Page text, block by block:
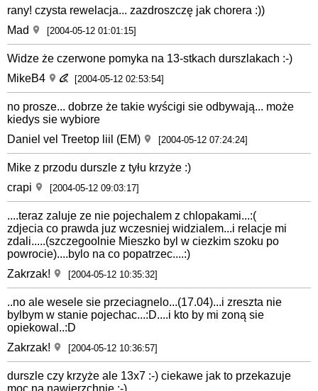
rany! czysta rewelacja... zazdroszczę jak chorera :))
Mad
[2004-05-12 01:01:15]
Widze że czerwone pomyka na 13-stkach durszlakach :-)
MikeB4
[2004-05-12 02:53:54]
no prosze... dobrze że takie wyścigi sie odbywają... może
kiedys sie wybiore
Daniel vel Treetop liil (EM)
[2004-05-12 07:24:24]
Mike z przodu durszle z tyłu krzyże :)
crapi
[2004-05-12 09:03:17]
....teraz zaluje ze nie pojechalem z chlopakami...:(
zdjecia co prawda juz wczesniej widzialem...i relacje mi
zdali.....(szczegoolnie Mieszko byl w ciezkim szoku po
powrocie)....bylo na co popatrzec....:)
Zakrzak!
[2004-05-12 10:35:32]
..no ale wesele sie przeciagnelo...(17.04)...i zreszta nie
bylbym w stanie pojechac...:D....i kto by mi zoną sie
opiekowal..:D
Zakrzak!
[2004-05-12 10:36:57]
durszle czy krzyże ale 13x7 :-) ciekawe jak to przekazuje